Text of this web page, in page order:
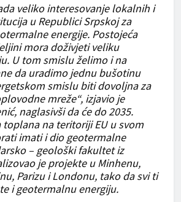
veliko interesovanje lokalnih i
u Republici Srpskoj za
energije. Postojeća
mora doživjeti veliku
U tom smislu želimo i na
da uradimo jednu bušotinu
smislu biti dovoljna za
mreže“, izjavio je
naglasivši da će do 2035.
toplana na teritoriji EU u svom
imati i dio geotermalne
– geološki fakultet iz
je projekte u Minhenu,
Parizu i Londonu, tako da svi ti
i geotermalnu energiju.